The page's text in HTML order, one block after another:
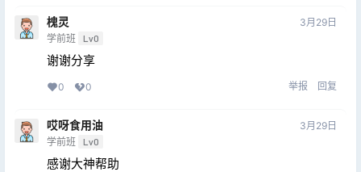
槐灵
学前班 Lv0
3月29日
谢谢分享
0 0 举报 回复
哎呀食用油
学前班 Lv0
3月29日
感谢大神帮助